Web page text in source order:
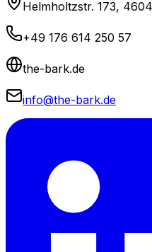
Helmholtzstr. 173,
+49 176 614 250 57
the-bark.de
info@the-bark.de